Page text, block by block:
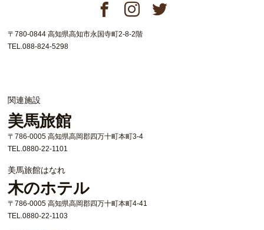
〒780-0844 高知県高知市永国寺町2-8-2階
TEL.088-824-5298
関連施設
美馬旅館
〒786-0005 高知県高岡郡四万十町本町3-4
TEL.0880-22-1101
美馬旅館はなれ
木のホテル
〒786-0005 高知県高岡郡四万十町本町4-41
TEL.0880-22-1103